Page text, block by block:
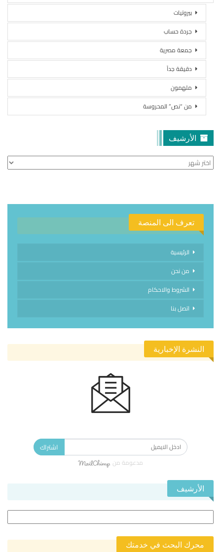
بيروتيات
جردة حساب
جمعة مصرية
دقيقة جداً
ملهمون
من “نص” المحروسة
الأرشيف
الأرشيف
تعرف الى المنصة
الرئيسية
من نحن
الشروط والاحكام
اتصل بنا
النشرة الإخبارية
اشتراك
مدعومة من
الأرشيف
محرك البحث في خدمتك